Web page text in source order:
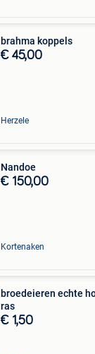
brahma koppels
€ 45,00
Herzele
Nandoe
€ 150,00
Kortenaken
broedeieren echte
ras
€ 1,50